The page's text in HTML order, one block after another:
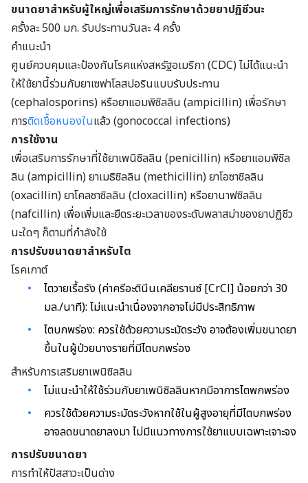
ขนาดยาสำหรับผู้ใหญ่เพื่อเสริมการรักษาด้วยยาปฏิชีวนะ
ครั้งละ 500 มก. รับประทานวันละ 4 ครั้ง
คำแนะนำ
ศูนย์ควบคุมและป้องกันโรคแห่งสหรัฐอเมริกา (CDC) ไม่ได้แนะนำ
ให้ใช้ยานี้ร่วมกับยาเซฟาโลสปอรินแบบรับประทาน
(cephalosporins) หรือยาแอมพิซิลลิน (ampicillin) เพื่อรักษา
การติดเชื้อหนองในแล้ว (gonococcal infections)
การใช้งาน
เพื่อเสริมการรักษาที่ใช้ยาเพนิซิลลิน (penicillin) หรือยาแอมพิซิล
ลิน (ampicillin) ยาเมธิซิลลิน (methicillin) ยาโอซาซิลลิน
(oxacillin) ยาโคลซาซิลลิน (cloxacillin) หรือยานาฟซิลลิน
(nafcillin) เพื่อเพิ่มและยืดระยะเวลาของระดับพลาสม่าของยาปฏิชีว
นะใดๆ ก็ตามที่กำลังใช้
การปรับขนาดยาสำหรับไต
โรคเกาต์
ไตวายเรื้อรัง (ค่าครีอะตินีนเคลียรานซ์ [CrCl] น้อยกว่า 30
มล./นาที): ไม่แนะนำเนื่องจากอาจไม่มีประสิทธิภาพ
ไตบกพร่อง: ควรใช้ด้วยความระมัดระวัง อาจต้องเพิ่มขนาดยา
ขึ้นในผู้ป่วยบางรายที่มีไตบกพร่อง
สำหรับการเสริมยาเพนิซิลลิน
ไม่แนะนำให้ใช้ร่วมกับยาเพนิซิลลินหากมีอาการไตพกพร่อง
ควรใช้ด้วยความระมัดระวังหากใช้ในผู้สูงอายุที่มีไตบกพร่อง
อาจลดขนาดยาลงมา ไม่มีแนวทางการใช้ยาแบบเฉพาะเจาะจง
การปรับขนาดยา
การทำให้ปัสสาวะเป็นด่าง